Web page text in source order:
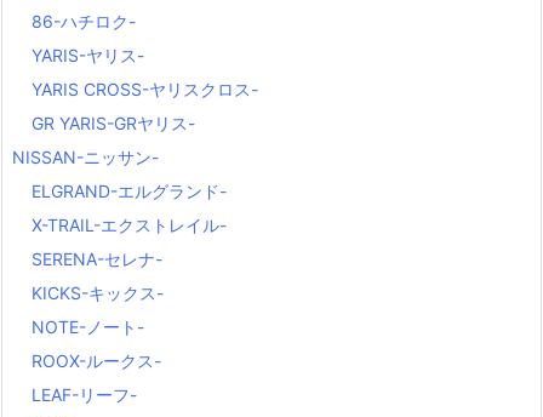
86-ハチロク-
YARIS-ヤリス-
YARIS CROSS-ヤリスクロス-
GR YARIS-GRヤリス-
NISSAN-ニッサン-
ELGRAND-エルグランド-
X-TRAIL-エクストレイル-
SERENA-セレナ-
KICKS-キックス-
NOTE-ノート-
ROOX-ルークス-
LEAF-リーフ-